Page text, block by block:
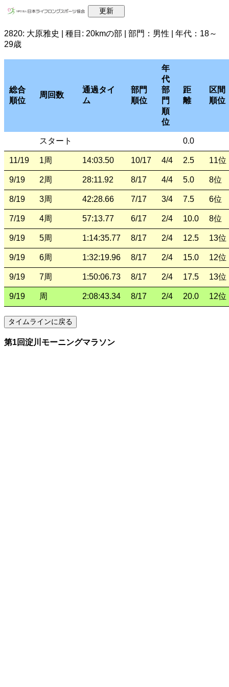
2820: 大原雅史 | 種目: 20kmの部 | 部門：男性 | 年代：18～
29歳
総合
順位
周回数
通過タイ
ム
部門
順位
年
代
部
門
順
位
距
離
区間
順位
スタート 0.0
11/19 1周 14:03.50 10/17 4/4 2.5 11位
9/19 2周 28:11.92 8/17 4/4 5.0 8位
8/19 3周 42:28.66 7/17 3/4 7.5 6位
7/19 4周 57:13.77 6/17 2/4 10.0 8位
9/19 5周 1:14:35.77 8/17 2/4 12.5 13位
9/19 6周 1:32:19.96 8/17 2/4 15.0 12位
9/19 7周 1:50:06.73 8/17 2/4 17.5 13位
9/19 周 2:08:43.34 8/17 2/4 20.0 12位
第1回淀川モーニングマラソン